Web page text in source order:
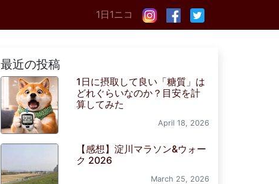
1日1ニコ
最近の投稿
1日に摂取して良い「糖質」は
どれぐらいなのか？目安を計
算してみた
April 18, 2026
【感想】淀川マラソン&ウォー
ク 2026
March 25, 2026